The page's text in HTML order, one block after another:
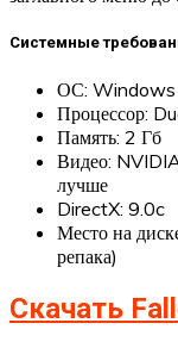
Системные
ОС: Windows
Процессор:
Память: 2 Гб
Видео:
лучше
DirectX: 9.0c
Место на
репака)
Скачать